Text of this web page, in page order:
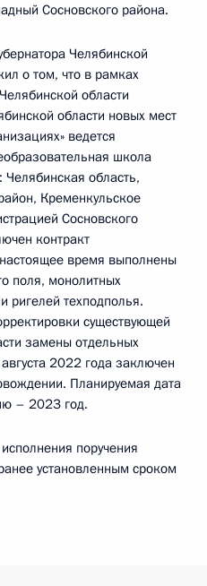
Сосновского района.
Челябинской
о том, что в рамках
области
области новых мест
ведется
школа
Челябинская область,
Кременкульское
Сосновского
контракт
время выполнены
поля, монолитных
ригелей техподполья.
существующей
замены отдельных
2022 года заключен
Планируемая дата
– 2023 год.
поручения
установленным сроком